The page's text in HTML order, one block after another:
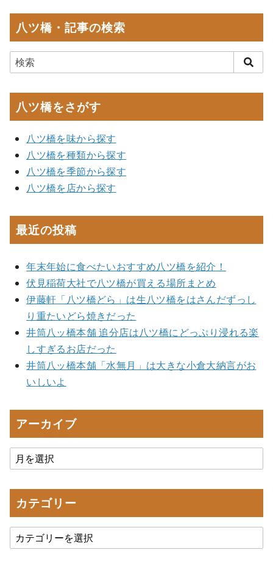
八ツ橋・記事の検索
八ツ橋をさがす
八ツ橋を味から探す
八ツ橋を種類から探す
八ツ橋を季節から探す
八ツ橋を店から探す
最近の投稿
年末年始に食べたいおすすめ八ツ橋を紹介！
伏見稲荷大社で八ツ橋が買える場所まとめ
伊藤軒「八ツ橋どら」は生八ツ橋をはさんだずっし
り重たいどら焼きだった
井筒八ッ橋本舗 追分店は八ツ橋にどっぷり浸れる楽
しすぎるお店だった
井筒八ッ橋本舗「水無月」は大きな小倉大納言がお
いしいよ
アーカイブ
カテゴリー